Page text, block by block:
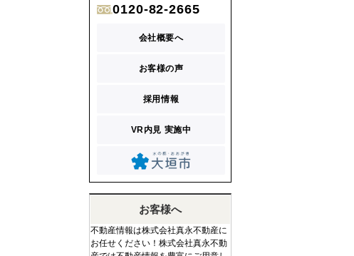
0120-82-2665
会社概要へ
お客様の声
採用情報
VR内見 実施中
お客様へ
不動産情報は株式会社真永不動産に
お任せください！株式会社真永不動